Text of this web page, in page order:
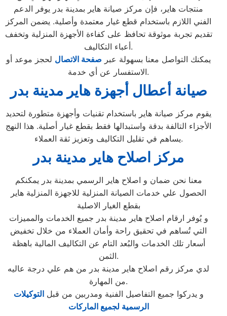
منتجات هاير، فإن مركز صيانة هاير بمدينة بدر يوفر الدعم
الفني اللازم باستخدام قطع غيار معتمدة وأصلية. يضمن المركز
تقديم تجربة موثوقة تحافظ على كفاءة الأجهزة المنزلية وتخفف
أعباء التكاليف.
يمكنك التواصل معنا بسهولة عبر صفحة الاتصال لحجز موعد أو
الاستفسار عن أي خدمة.
صيانة أعطال أجهزة هاير مدينة بدر
يقوم مركز صيانة هاير باستخدام تقنيات وأجهزة متطورة لتحديد
الأجزاء التالفة بدقة واستبدالها فقط بقطع غيار أصلية. هذا النهج
يساهم في تقليل التكاليف وتعزيز ثقة العملاء.
مركز اصلاح هاير مدينة بدر
معنا نحن ضمان و اصلاح هاير الرسمي بمدينة بدر يمكنكم
الحصول علي خدمات الصيانة المنزلية للاجهزة المنزلية هاير
بقطع الغيار الاصلية
و يُوفر ارقام اصلاح هاير مدينة بدر جميع الخدمات والمميزات
التي تُساهم في تحقيق راحة وأمان العملاء من خلال تخفيض
أسعار تلك الخدمات والبُعد التام عن التكاليف المالية باهظة
الثمن.
لدي مركز رقم اصلاح هاير مدينة بدر من هم علي درجة عاليه
من المهارة.
و يدركوا جميع التفاصيل الفنية ومدربين من قبلالتوكيلات
الرسمية لجميع الماركات